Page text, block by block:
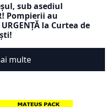
sub asediul
Pompierii au
la Curtea de
multe